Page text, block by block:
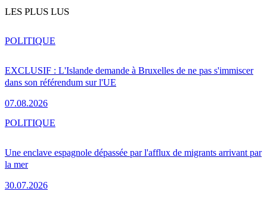
LES PLUS LUS
EXCLUSIF : L'Islande demande à Bruxelles de ne pas s'immiscer
dans son référendum sur l'UE
07.08.2026
POLITIQUE
Une enclave espagnole dépassée par l'afflux de migrants arrivant par
la mer
30.07.2026
POLITIQUE